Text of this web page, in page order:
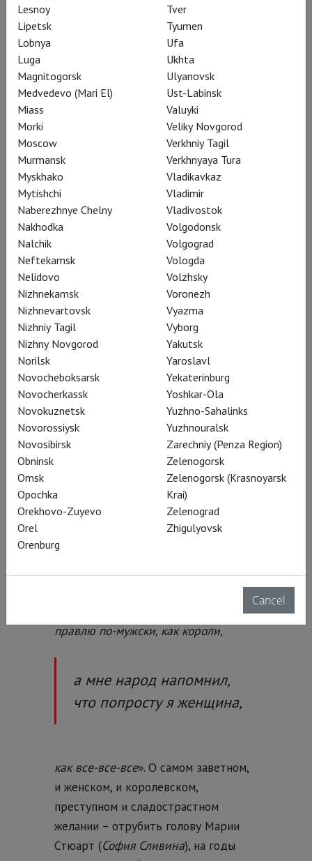
Да не введёт вас в заблуждение имя
Бориса Пастернака, чей перевод
пьесы Шиллера использован в
спектакле: никакой классицистской
чопорности – ни в тексте, поданном,
как говорится, в «сценической
редакции театра», ни в антураже. Тон
задаёт эстрада с фонтаном и
блёстками, выстроенная художницей
Надеждой Лопардиной на авансцене.
С неё под бодрые попс-умца-умца
пропоёт Елизавета вступительный
монолог– в начале первого акта она
готовится к политически
продуманному браку с герцогом
Анжуйским, французским принцем –
ради примирения корон. «Хотела
жить в безбрачьи, чтоб потомки
прочли когда-нибудь: «Под камнем
прах Английской девственницы
королевы». Но мало, видно,
подданным моим, что я о благе их
пекусь при жизни. На случай смерти
я еще должна их будущему
посвятить заботы. Они хотят мне
правлю по-мужски, как короли,
а мне народ напомнил,
что попросту я женщина,
как все-все-все». О самом заветном,
и женском, и королевском,
преступном и сладострастном
желании – отрубить голову Марии
Стюарт (София Сливина), на годы
Lesnoy
Lipetsk
Lobnya
Luga
Magnitogorsk
Medvedevo (Mari El)
Miass
Morki
Moscow
Murmansk
Myskhako
Mytishchi
Naberezhnye Chelny
Nakhodka
Nalchik
Neftekamsk
Nelidovo
Nizhnekamsk
Nizhnevartovsk
Nizhniy Tagil
Nizhny Novgorod
Norilsk
Novocheboksarsk
Novocherkassk
Novokuznetsk
Novorossiysk
Novosibirsk
Obninsk
Omsk
Opochka
Orekhovo-Zuyevo
Orel
Orenburg
Tver
Tyumen
Ufa
Ukhta
Ulyanovsk
Ust-Labinsk
Valuyki
Veliky Novgorod
Verkhniy Tagil
Verkhnyaya Tura
Vladikavkaz
Vladimir
Vladivostok
Volgodonsk
Volgograd
Vologda
Volzhsky
Voronezh
Vyazma
Vyborg
Yakutsk
Yaroslavl
Yekaterinburg
Yoshkar-Ola
Yuzhno-Sahalinks
Yuzhnouralsk
Zarechniy (Penza Region)
Zelenogorsk
Zelenogorsk (Krasnoyarsk
Krai)
Zelenograd
Zhigulyovsk
Cancel